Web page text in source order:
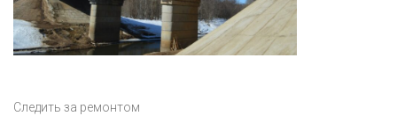
Следить за ремонтом